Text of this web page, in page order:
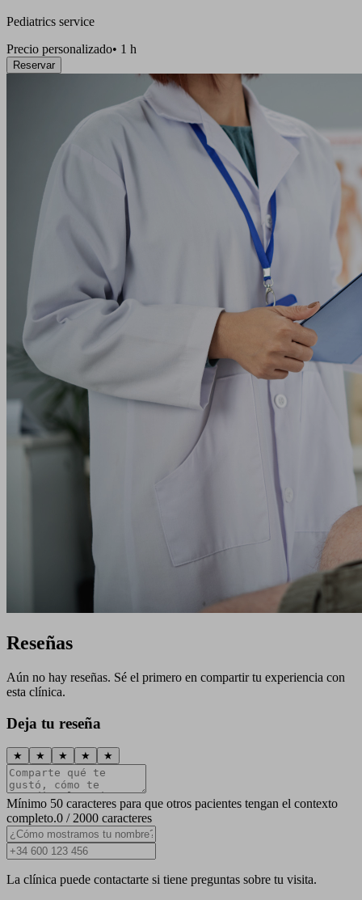
Pediatrics service
Precio personalizado• 1 h
Reservar
Reseñas
Aún no hay reseñas. Sé el primero en compartir tu experiencia con
esta clínica.
Deja tu reseña
★ ★ ★ ★ ★
Mínimo 50 caracteres para que otros pacientes tengan el contexto
completo.0 / 2000 caracteres
La clínica puede contactarte si tiene preguntas sobre tu visita.